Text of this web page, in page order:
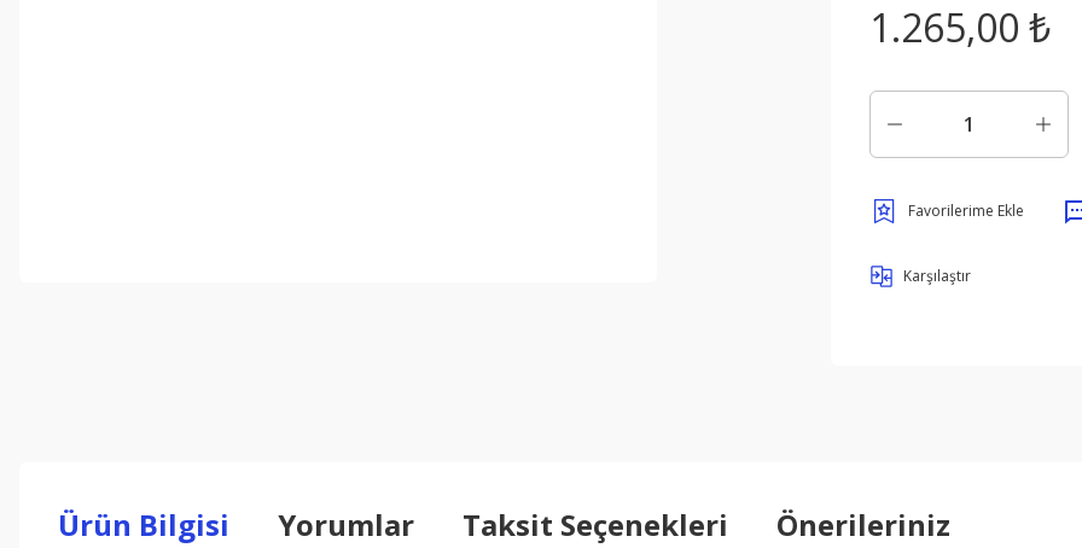
1.265,00 ₺
Karşılaştır
Ürün Bilgisi Yorumlar Taksit Seçenekleri Önerileriniz